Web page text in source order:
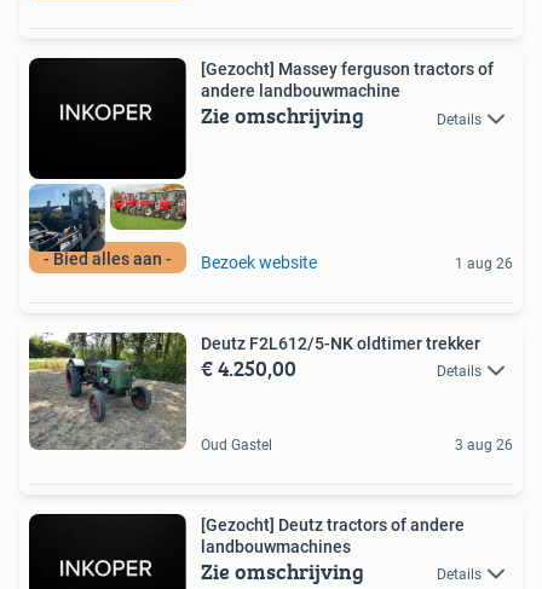
- Bied alles aan -
[Gezocht] Massey ferguson tractors of
andere landbouwmachine
Zie omschrijving Details
Bezoek website 1 aug 26
Deutz F2L612/5-NK oldtimer trekker
€ 4.250,00 Details
Oud Gastel 3 aug 26
[Gezocht] Deutz tractors of andere
landbouwmachines
Zie omschrijving Details